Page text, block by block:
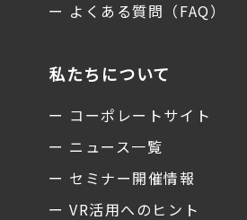
ー よくある質問（FAQ）
私たちについて
ー コーポレートサイト
ー ニュース一覧
ー セミナー開催情報
ー VR活用へのヒント